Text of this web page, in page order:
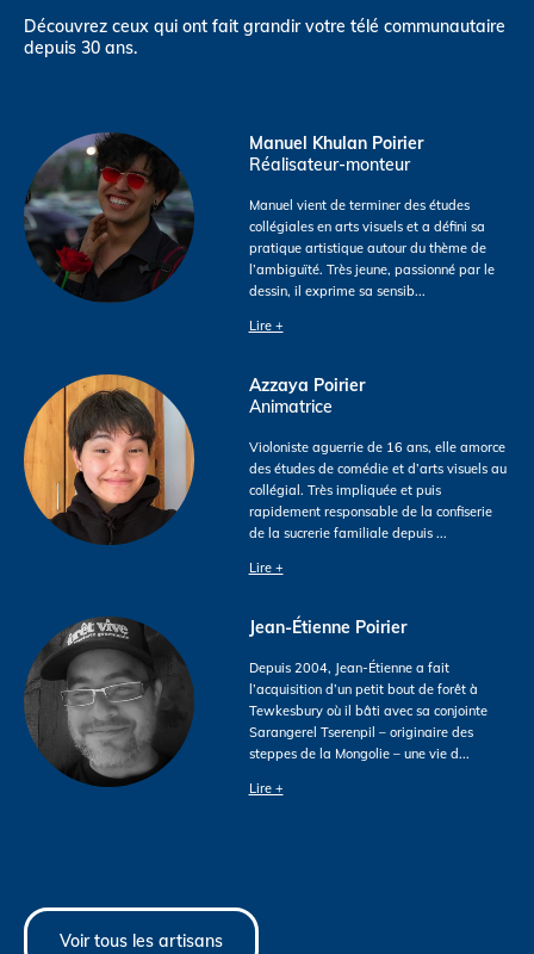
Découvrez ceux qui ont fait grandir votre télé communautaire
depuis 30 ans.
Voir tous les artisans
Manuel Khulan Poirier
Réalisateur-monteur
Manuel vient de terminer des études
collégiales en arts visuels et a défini sa
pratique artistique autour du thème de
l’ambiguïté. Très jeune, passionné par le
dessin, il exprime sa sensib...
Lire +
Azzaya Poirier
Animatrice
Violoniste aguerrie de 16 ans, elle amorce
des études de comédie et d’arts visuels au
collégial. Très impliquée et puis
rapidement responsable de la confiserie
de la sucrerie familiale depuis ...
Lire +
Jean-Étienne Poirier
Depuis 2004, Jean-Étienne a fait
l’acquisition d’un petit bout de forêt à
Tewkesbury où il bâti avec sa conjointe
Sarangerel Tserenpil – originaire des
steppes de la Mongolie – une vie d...
Lire +